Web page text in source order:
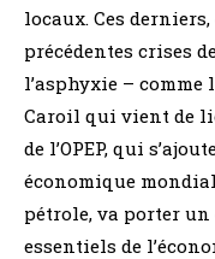
locaux. Ces
précédentes crises
l’asphyxie – comme
Caroil qui vient de
de l’OPEP, qui
économique
pétrole, va porter
essentiels de